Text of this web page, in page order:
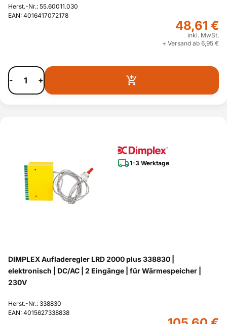
Herst.-Nr.: 55.60011.030
EAN: 4016417072178
48,61 €
inkl. MwSt.
+ Versand ab 6,95 €
- +
1-3 Werktage
DIMPLEX Aufladeregler LRD 2000 plus 338830 |
elektronisch | DC/AC | 2 Eingänge | für Wärmespeicher |
230V
Herst.-Nr.: 338830
EAN: 4015627338838